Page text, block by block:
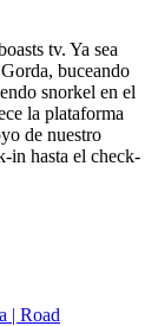
tv. Ya sea
buceando
snorkel en el
la plataforma
de nuestro
in hasta el check-
| Road